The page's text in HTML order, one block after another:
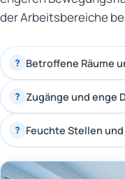
der Arbeitsbereiche
? Betroffene Räume
? Zugänge und enge
? Feuchte Stellen